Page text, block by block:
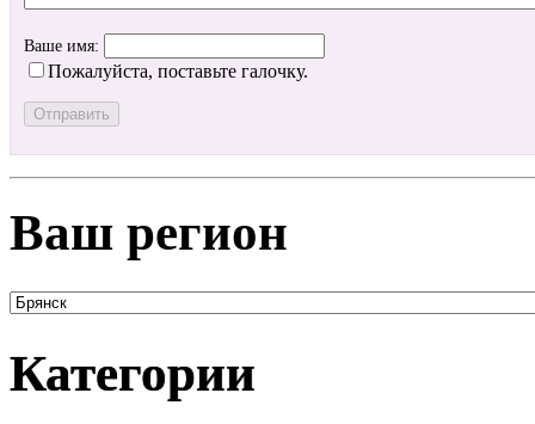
Ваше имя:
Пожалуйста, поставьте галочку.
Ваш регион
Категории